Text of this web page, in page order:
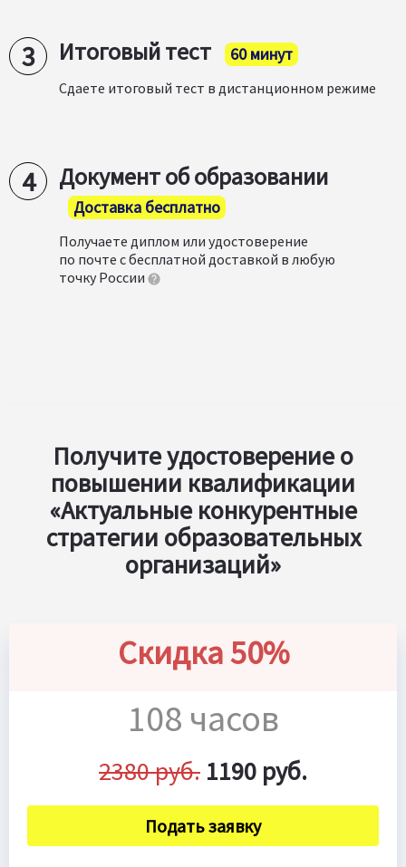
Итоговый тест 60 минут
Сдаете итоговый тест в дистанционном режиме
Документ об образовании
Доставка бесплатно
Получаете диплом или удостоверение
по почте с бесплатной доставкой в любую
точку России
Получите удостоверение о
повышении квалификации
«Актуальные конкурентные
стратегии образовательных
организаций»
Скидка 50%
108 часов
2380 руб. 1190 руб.
Подать заявку